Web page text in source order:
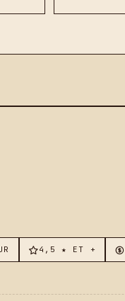
4,5 ★ ET +